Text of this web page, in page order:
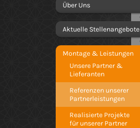
Über Uns
Aktuelle Stellenangebote
Montage & Leistungen
Unsere Partner &
Lieferanten
Referenzen unserer
Partnerleistungen
Realisierte Projekte
für unserer Partner